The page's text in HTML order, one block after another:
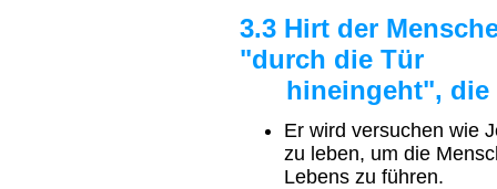
3.3 Hirt der
"durch die Tür
hineingeht", die
Er wird versuchen wie
zu leben, um die
Lebens zu führen.